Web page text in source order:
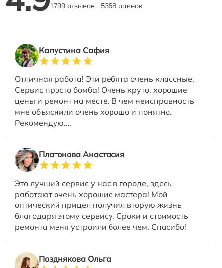
1799 отзывов 5358 оценок
Капустина Сафия
Отличная работа! Эти ребята очень классные.
Сервис просто бомба! Очень круто, хорошие
цены и ремонт на месте. В чем неисправность
мне объяснили очень хорошо и понятно.
Рекомендую….
Платонова Анастасия
Это лучший сервис у нас в городе, здесь
работают очень хорошие мастера! Мой
оптический прицел получил вторую жизнь
благодаря этому сервису. Сроки и стоимость
ремонта меня устроили более чем. Спасибо!
Позднякова Ольга